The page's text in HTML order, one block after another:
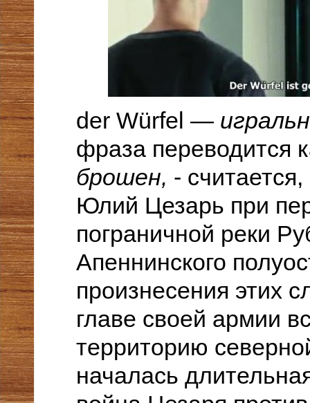
der Würfel —
фраза переводится
брошен, -
Юлий Цезарь при
пограничной реки
Апеннинского
произнесения этих
главе своей армии
территорию
началась